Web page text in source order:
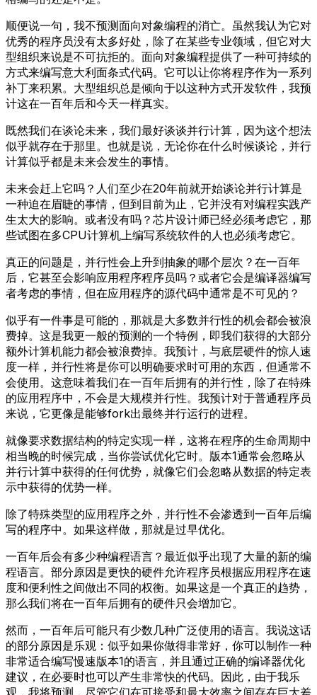
顺便说一句，我不预测面向对象编程的消亡。虽然我认为它对
优秀的程序员没有太多好处，除了在某些专业领域，但它对大
型组织来说是不可抗拒的。面向对象编程提供了一种可持续的
方式来编写意大利面条式代码。它可以让你将程序作为一系列
补丁来积累。大型组织总是倾向于以这种方式开发软件，我预
计这在一百年后和今天一样真实。
既然我们在谈论未来，我们最好谈谈并行计算，因为这个想法
似乎就存在于那里。也就是说，无论你在什么时候谈论，并行
计算似乎都是未来会发生的事情。
未来会赶上它吗？人们至少在20年前就开始谈论并行计算是
一种迫在眉睫的事情，但到目前为止，它并没有对编程实践产
生太大的影响。或者没有吗？芯片设计师已经必须考虑它，那
些试图在多CPU计算机上编写系统软件的人也必须考虑它。
真正的问题是，并行性会上升到抽象的哪个层次？在一百年
后，它甚至会影响应用程序程序员吗？或者它会是编译器编写
者考虑的事情，但在应用程序的源代码中通常是不可见的？
似乎有一件事是可能的，那就是大多数并行性的机会都会被浪
费掉。这是我更一般的预测的一个特例，即我们获得的大部分
额外计算机能力都会被浪费掉。我预计，与底层硬件的惊人速
度一样，并行性将是你可以明确要求时可用的东西，但通常不
会使用。这意味着我们在一百年后拥有的并行性，除了在特殊
的应用程序中，不会是大规模并行性。我预计对于普通程序员
来说，它更像是能够fork出最终并行运行的进程。
就像要求数据结构的特定实现一样，这将在程序的生命周期中
相当晚的时候完成，当你尝试优化它时。版本1通常会忽略从
并行计算中获得的任何优势，就像它们会忽略从数据的特定表
示中获得的优势一样。
除了特殊类型的应用程序之外，并行性不会渗透到一百年后编
写的程序中。如果这样做，那就是过早优化。
一百年后会有多少种编程语言？最近似乎出现了大量的新的编
程语言。部分原因是更快的硬件允许程序员根据应用程序在速
度和便利性之间做出不同的权衡。如果这是一个真正的趋势，
那么我们将在一百年后拥有的硬件只会增加它。
然而，一百年后可能只有少数几种广泛使用的语言。我说这话
的部分原因是乐观：似乎如果你做得非常好，你可以制作一种
非常适合编写慢速版本1的语言，并且通过正确的编译器优化
建议，在必要时也可以产生非常快的代码。因此，由于我乐
观，我将预测，尽管它们在可接受和最大效率之间存在巨大差